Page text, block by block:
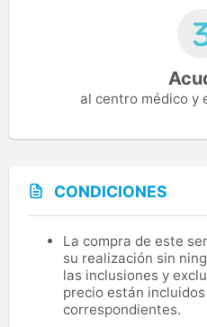
al centro médico y
CONDICIONES
La compra de este
su realización sin
las inclusiones y
precio están
correspondientes.